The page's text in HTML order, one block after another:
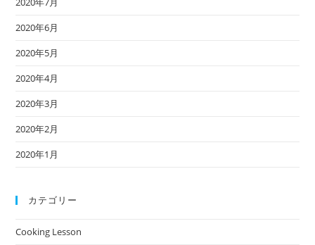
2020年6月
2020年5月
2020年4月
2020年3月
2020年2月
2020年1月
カテゴリー
Cooking Lesson